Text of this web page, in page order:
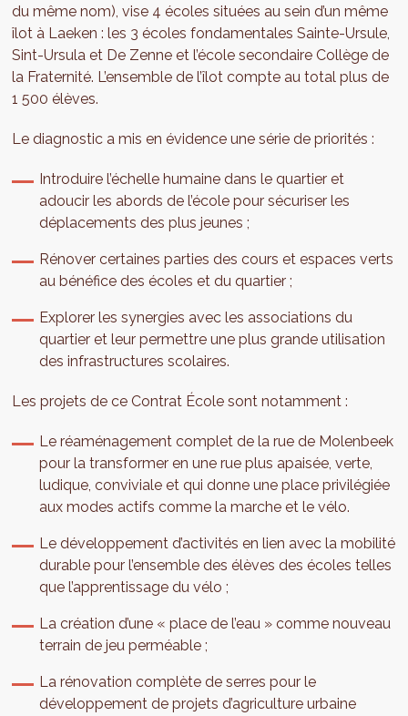
du même nom), vise 4 écoles situées au sein d’un même
îlot à Laeken : les 3 écoles fondamentales Sainte-Ursule,
Sint-Ursula et De Zenne et l’école secondaire Collège de
la Fraternité. L’ensemble de l’îlot compte au total plus de
1 500 élèves.
Le diagnostic a mis en évidence une série de priorités :
Introduire l’échelle humaine dans le quartier et
adoucir les abords de l’école pour sécuriser les
déplacements des plus jeunes ;
Rénover certaines parties des cours et espaces verts
au bénéfice des écoles et du quartier ;
Explorer les synergies avec les associations du
quartier et leur permettre une plus grande utilisation
des infrastructures scolaires.
Les projets de ce Contrat École sont notamment :
Le réaménagement complet de la rue de Molenbeek
pour la transformer en une rue plus apaisée, verte,
ludique, conviviale et qui donne une place privilégiée
aux modes actifs comme la marche et le vélo.
Le développement d’activités en lien avec la mobilité
durable pour l’ensemble des élèves des écoles telles
que l’apprentissage du vélo ;
La création d’une « place de l’eau » comme nouveau
terrain de jeu perméable ;
La rénovation complète de serres pour le
développement de projets d’agriculture urbaine